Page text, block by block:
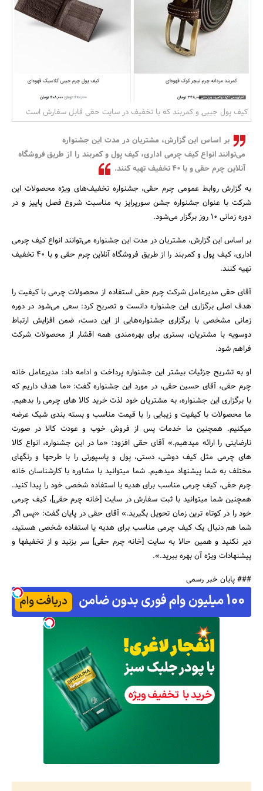
بانک، بیمه و سرمایه
مسکن و ساختمان
جستجو
کیف پول جیبی و کمربند که با تخفیف در سایت حقی قابل سفارش است
بر اساس این گزارش، مشتریان در مدت این جشنواره
می‌توانند انواع کیف چرمی اداری، کیف پول و کمربند را از طریق فروشگاه
آنلاین چرم حقی و با 40 تخفیف تهیه کنند.
به گزارش روابط عمومی چرم حقی، جشنواره تخفیف‌های ویژه محصولات این
شرکت با عنوان جشنواره جشن سورپرایز به مناسبت شروع فصل پاییز و در
دوره زمانی 10 روز برگزار می‌شود.
بر اساس این گزارش، مشتریان در مدت این جشنواره می‌توانند انواع کیف چرمی
اداری، کیف پول و کمربند را از طریق فروشگاه آنلاین چرم حقی و با 40 تخفیف
تهیه کنند.
آقای حقی مدیرعامل شرکت چرم حقی استفاده از محصولات چرمی با کیفیت را
هدف اصلی برگزاری این جشنواره دانست و تصریح کرد: سعی می‌شود در دوره
زمانی مشخصی با برگزاری جشنواره‌هایی از این دست، ضمن افزایش ارتباط
دوسویه با مشتریان، بستری برای بهره‌مندی همه اقشار از محصولات شرکت
فراهم شود.
او به تشریح جزئیات بیشتر این جشنواره پرداخت و ادامه داد: مدیرعامل خانه
چرم حقی، آقای حسین حقی، در مورد این جشنواره گفت: «ما هدف داریم که
با برگزاری این جشنواره، به مشتریان خود لذت خرید کالا های چرمی را بدهیم.
ما محصولات با کیفیت و زیبایی را با قیمت مناسب و بسته بندی شیک عرضه
میکنیم. همچنین ما خدمات پس از فروش خوب و عودت کالا در صورت
نارضایتی را ارائه میدهیم.» آقای حقی افزود: «ما در این جشنواره، انواع کالا
های چرمی مثل کیف دوشی، دستی، پول و پاسپورتی را با طرحها و رنگهای
مختلف به شما پیشنهاد میدهیم. شما میتوانید با مشاوره با کارشناسان خانه
چرم حقی، کیف چرمی مناسب برای هدیه یا استفاده شخصی خود را پیدا کنید.
همچنین شما میتوانید با ثبت سفارش در سایت [خانه چرم حقی]، کیف چرمی
خود را در کوتاه ترین زمان تحویل بگیرید.» آقای حقی در پایان گفت: «پس اگر
شما هم دنبال یک کیف چرمی مناسب برای هدیه یا استفاده شخصی هستید،
دیر نکنید و همین حالا به سایت [خانه چرم حقی] سر بزنید و از تخفیفها و
پیشنهادات ویژه آن بهره ببرید.».
### پایان خبر رسمی